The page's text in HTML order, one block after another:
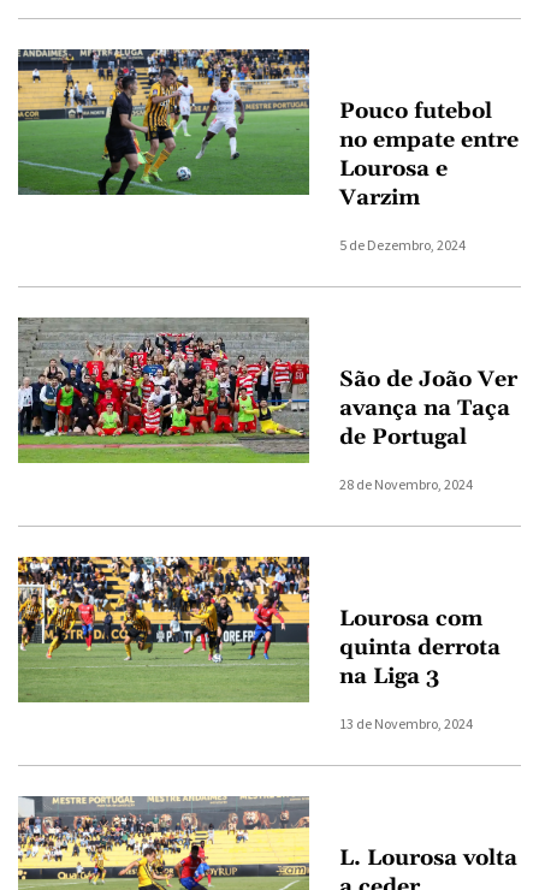
Pouco futebol
no empate entre
Lourosa e
Varzim
5 de Dezembro, 2024
São de João Ver
avança na Taça
de Portugal
28 de Novembro, 2024
Lourosa com
quinta derrota
na Liga 3
13 de Novembro, 2024
L. Lourosa volta